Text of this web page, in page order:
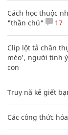
Cách học thuộc
"thần chú"
17
Clip lột tả chân
mèo', người tinh
con
Truy nã kẻ giết
Các công thức